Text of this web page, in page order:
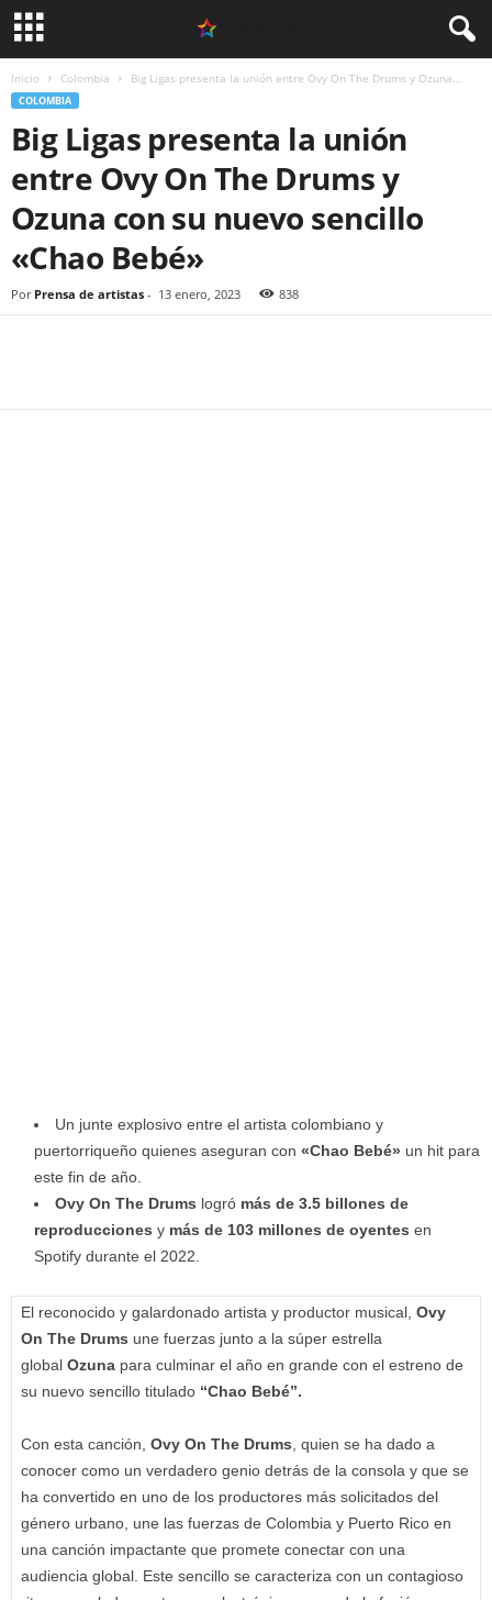
Inicio Colombia Big Ligas presenta la unión entre Ovy On The Drums y Ozuna...
COLOMBIA
Big Ligas presenta la unión
entre Ovy On The Drums y
Ozuna con su nuevo sencillo
«Chao Bebé»
Por Prensa de artistas - 13 enero, 2023 838
Un junte explosivo entre el artista colombiano y
puertorriqueño quienes aseguran con «Chao Bebé» un hit para
este fin de año.
Ovy On The Drums logró más de 3.5 billones de
reproducciones y más de 103 millones de oyentes en
Spotify durante el 2022.
El reconocido y galardonado artista y productor musical, Ovy
On The Drums une fuerzas junto a la súper estrella
global Ozuna para culminar el año en grande con el estreno de
su nuevo sencillo titulado “Chao Bebé”.
Con esta canción, Ovy On The Drums , quien se ha dado a
conocer como un verdadero genio detrás de la consola y que se
ha convertido en uno de los productores más solicitados del
género urbano, une las fuerzas de Colombia y Puerto Rico en
una canción impactante que promete conectar con una
audiencia global. Este sencillo se caracteriza con un contagioso